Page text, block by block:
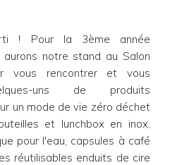
! Pour la 3ème année
aurons notre stand au Salon
vous rencontrer et vous
uns de produits
un mode de vie zéro déchet
et lunchbox en inox,
pour l'eau, capsules à café
réutilisables enduits de cire